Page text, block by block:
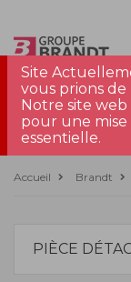
Site
vous prions
Notre site
pour une
essentielle.
Accueil Brandt
PIÈCE